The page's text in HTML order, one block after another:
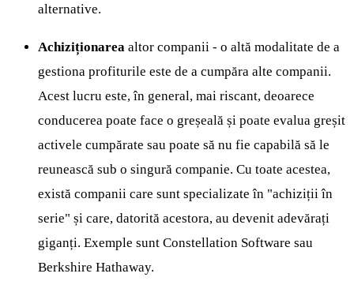
alternative.
Achiziționarea altor companii - o altă modalitate de a
gestiona profiturile este de a cumpăra alte companii.
Acest lucru este, în general, mai riscant, deoarece
conducerea poate face o greșeală și poate evalua greșit
activele cumpărate sau poate să nu fie capabilă să le
reunească sub o singură companie. Cu toate acestea,
există companii care sunt specializate în "achiziții în
serie" și care, datorită acestora, au devenit adevărați
giganți. Exemple sunt Constellation Software sau
Berkshire Hathaway.